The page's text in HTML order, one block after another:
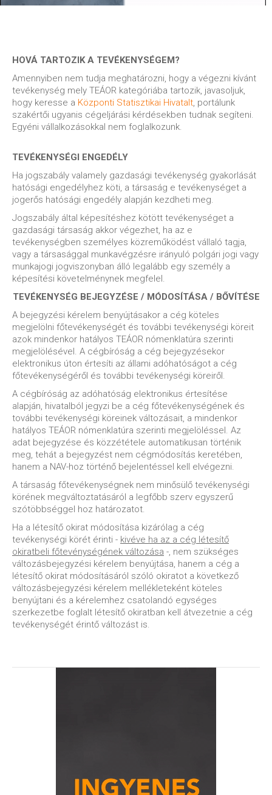
HOVÁ TARTOZIK A TEVÉKENYSÉGEM?
Amennyiben nem tudja meghatározni, hogy a végezni kívánt
tevékenység mely TEÁOR kategóriába tartozik, javasoljuk,
hogy keresse a Központi Statisztikai Hivatalt , portálunk
szakértői ugyanis cégeljárási kérdésekben tudnak segíteni.
Egyéni vállalkozásokkal nem foglalkozunk.
TEVÉKENYSÉGI ENGEDÉLY
Ha jogszabály valamely gazdasági tevékenység gyakorlását
hatósági engedélyhez köti, a társaság e tevékenységet a
jogerős hatósági engedély alapján kezdheti meg.
Jogszabály által képesítéshez kötött tevékenységet a
gazdasági társaság akkor végezhet, ha az e
tevékenységben személyes közreműködést vállaló tagja,
vagy a társasággal munkavégzésre irányuló polgári jogi vagy
munkajogi jogviszonyban álló legalább egy személy a
képesítési követelménynek megfelel.
TEVÉKENYSÉG BEJEGYZÉSE / MÓDOSÍTÁSA / BŐVÍTÉSE
A bejegyzési kérelem benyújtásakor a cég köteles
megjelölni főtevékenységét és további tevékenységi köreit
azok mindenkor hatályos TEÁOR nómenklatúra szerinti
megjelölésével. A cégbíróság a cég bejegyzésekor
elektronikus úton értesíti az állami adóhatóságot a cég
főtevékenységéről és további tevékenységi köreiről.
A cégbíróság az adóhatóság elektronikus értesítése
alapján, hivatalból jegyzi be a cég főtevékenységének és
további tevékenységi köreinek változásait, a mindenkor
hatályos TEÁOR nómenklatúra szerinti megjelöléssel. Az
adat bejegyzése és közzététele automatikusan történik
meg, tehát a bejegyzést nem cégmódosítás keretében,
hanem a NAV-hoz történő bejelentéssel kell elvégezni.
A társaság főtevékenységnek nem minősülő tevékenységi
körének megváltoztatásáról a legfőbb szerv egyszerű
szótöbbséggel hoz határozatot.
Ha a létesítő okirat módosítása kizárólag a cég
tevékenységi körét érinti - kivéve ha az a cég létesítő
okiratbeli főtevénységének változása -, nem szükséges
változásbejegyzési kérelem benyújtása, hanem a cég a
létesítő okirat módosításáról szóló okiratot a következő
változásbejegyzési kérelem mellékleteként köteles
benyújtani és a kérelemhez csatolandó egységes
szerkezetbe foglalt létesítő okiratban kell átvezetnie a cég
tevékenységét érintő változást is.